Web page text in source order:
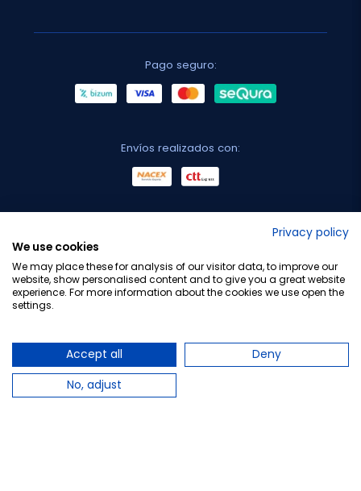
Pago seguro:
Envíos realizados con:
Privacy policy
We use cookies
We may place these for analysis of our visitor data, to improve our
website, show personalised content and to give you a great website
experience. For more information about the cookies we use open the
settings.
Accept all
Deny
No, adjust